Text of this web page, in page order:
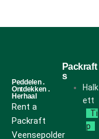
Peddelen .
Ontdekken .
Herhaal
Rent a
Packraft
Veensepolder
Packraft
s
Halk
ett
Ti
p